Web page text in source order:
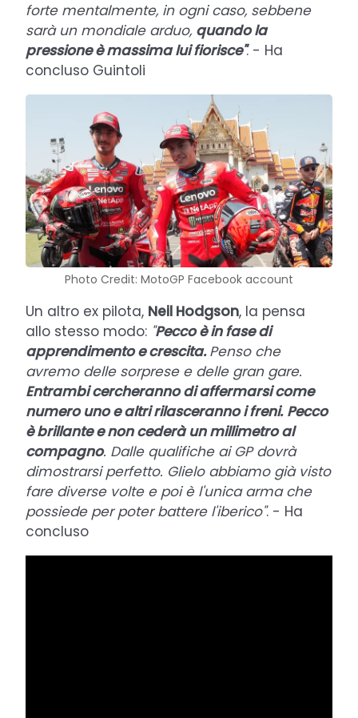
forte mentalmente, in ogni caso, sebbene
sarà un mondiale arduo, quando la
pressione è massima lui fiorisce". - Ha
concluso Guintoli
Photo Credit: MotoGP Facebook account
Un altro ex pilota, Neil Hodgson, la pensa
allo stesso modo: "Pecco è in fase di
apprendimento e crescita.Penso che
avremo delle sorprese e delle gran gare.
Entrambi cercheranno di affermarsi come
numero uno e altri rilasceranno i freni. Pecco
è brillante e non cederà un millimetro al
compagno. Dalle qualifiche ai GP dovrà
dimostrarsi perfetto. Glielo abbiamo già visto
fare diverse volte e poi è l'unica arma che
possiede per poter battere l'iberico". - Ha
concluso